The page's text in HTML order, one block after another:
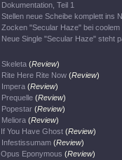
Dokumentation, Teil 1
Stellen neue Scheibe komplett ins
Zocken "Secular Haze" bei coolem
Neue Single "Secular Haze" steht
Skeleta (Review)
Rite Here Rite Now (Review)
Impera (Review)
Prequelle (Review)
Popestar (Review)
Meliora (Review)
If You Have Ghost (Review)
Infestissumam (Review)
Opus Eponymous (Review)